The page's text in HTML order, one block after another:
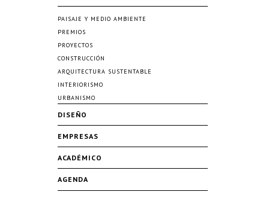
PAISAJE Y MEDIO AMBIENTE
PREMIOS
PROYECTOS
CONSTRUCCIÓN
ARQUITECTURA SUSTENTABLE
INTERIORISMO
URBANISMO
DISEÑO
EMPRESAS
ACADÉMICO
AGENDA